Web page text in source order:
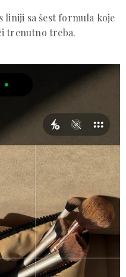
liniji sa šest formula koje
trenutno treba.